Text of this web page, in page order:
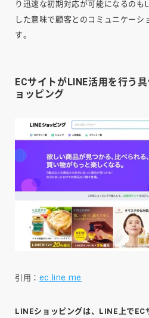
り迅速な初期対応が可能になるのも
した意味で顧客とのコミュニケーシ
す。
ECサイトがLINE活用を行う
ョッピング
引用： ec.line.me
LINEショッピングは、LINE上でEC